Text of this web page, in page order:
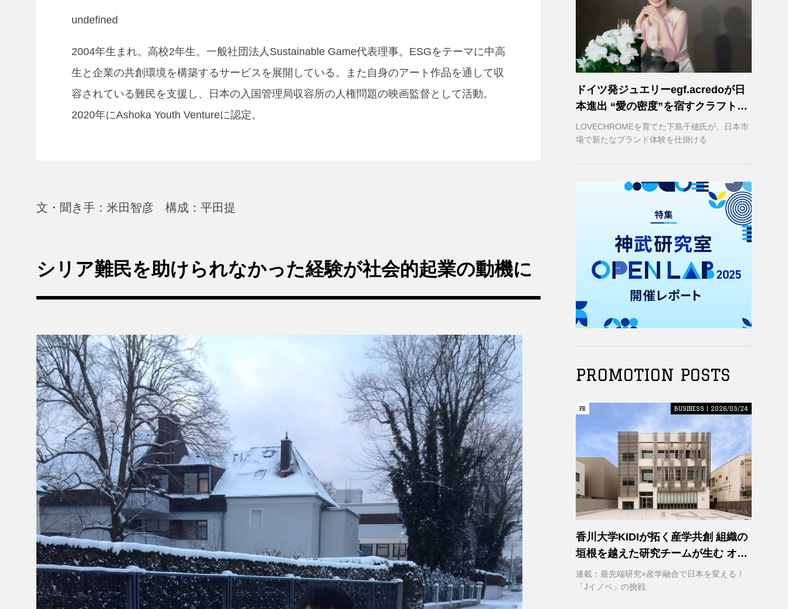
undefined
2004年生まれ。高校2年生。一般社団法人Sustainable Game代表理事。ESGをテーマに中高
生と企業の共創環境を構築するサービスを展開している。また自身のアート作品を通して収
容されている難民を支援し、日本の入国管理局収容所の人権問題の映画監督として活動。
2020年にAshoka Youth Ventureに認定。
文・聞き手：米田智彦 構成：平田提
シリア難民を助けられなかった経験が社会的起業の動機に
ドイツ発ジュエリーegf.acredoが日
本進出 “愛の密度”を宿すクラフトマ
ンシップ
LOVECHROMEを育てた下島千穂氏が、日本市
場で新たなブランド体験を仕掛ける
PROMOTION POSTS
PR
PR BUSINESS | 2026/03/24
香川大学KIDIが拓く産学共創 組織の
垣根を越えた研究チームが生む オー
プンイノベーション
連載：最先端研究×産学融合で日本を変える！
「Jイノベ」の挑戦